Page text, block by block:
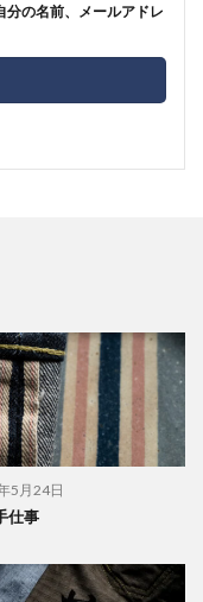
分の名前、メールアドレ
5月24日
仕事